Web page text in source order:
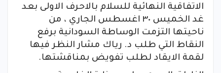
الاتفاقية النهائية للسلام بالاحرف الاولى بعد
غد الخميس ٣٠ اغسطس الجاري ، من
ناحيتها التزمت الوساطة السودانية برفع
النقاط التي طلب د. رياك مشار النظر فيها
لقمة الايقاد لطلب تفويض بمناقشتها.